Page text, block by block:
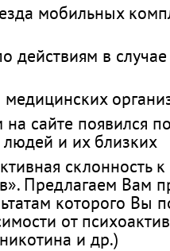
мобильных
действиям в
сайте появился
и их близких
склонность
Предлагаем Вам
которого Вы
от
и др.)